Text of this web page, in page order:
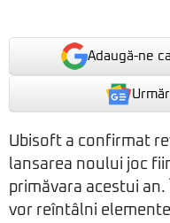
Adaugă-ne
Ubisoft a confirmat
lansarea noului joc
primăvara acestui
vor reîntâlni